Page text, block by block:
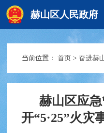
赫山区人民政府
赫山首页
政务要闻
当前位置： 首页 > 奋进赫
赫山区应
开“5·25”火灾